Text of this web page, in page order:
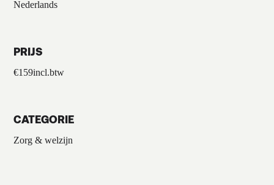
Nederlands
PRIJS
€159incl.btw
CATEGORIE
Zorg & welzijn